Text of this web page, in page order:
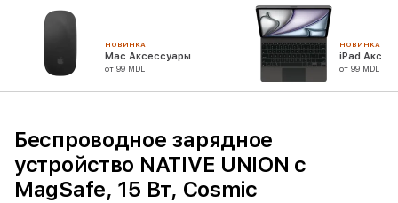
НОВИНКА
Mac Аксессуары
от 99 MDL
НОВИНКА
iPad
от 99 MDL
Беспроводное зарядное
устройство NATIVE UNION с
MagSafe, 15 Вт, Cosmic